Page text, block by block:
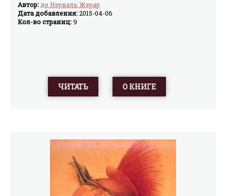
Автор: де Нерваль Жерар
Дата добавления:2015-04-06
Кол-во страниц:9
ЧИТАТЬ О КНИГЕ